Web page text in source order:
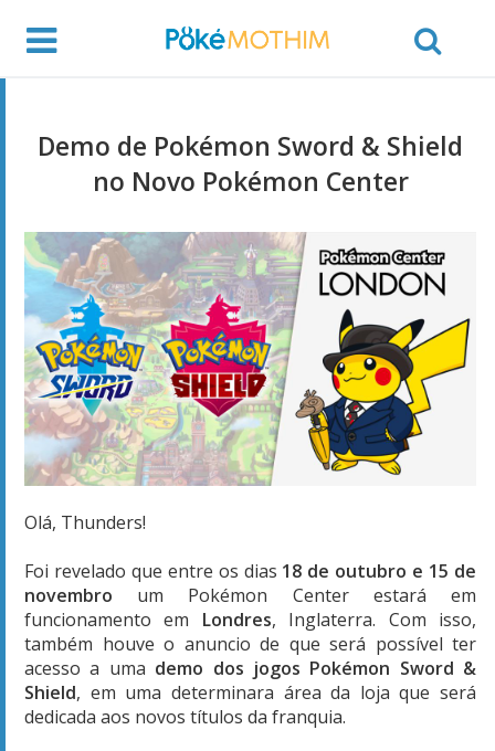
Demo de Pokémon Sword & Shield
no Novo Pokémon Center
Olá, Thunders!
Foi revelado que entre os dias 18 de outubro e 15 de
novembro um Pokémon Center estará em
funcionamento em Londres, Inglaterra. Com isso,
também houve o anuncio de que será possível ter
acesso a uma demo dos jogos Pokémon Sword &
Shield, em uma determinara área da loja que será
dedicada aos novos títulos da franquia.